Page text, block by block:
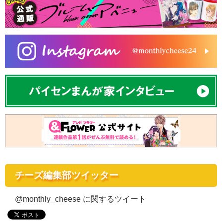
チーズ編集部ツイッター
@monthly_cheese に関するツイート